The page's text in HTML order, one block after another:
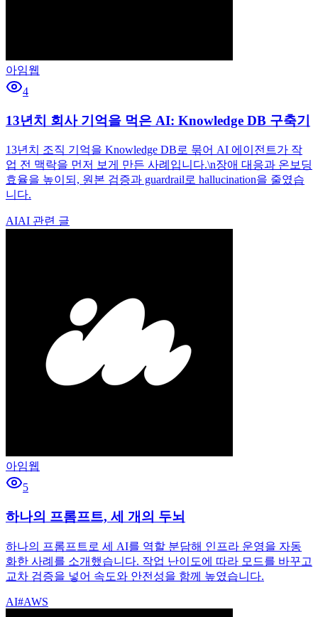
아임웹
4
13년치 회사 기억을 먹은 AI: Knowledge DB 구축기
13년치 조직 기억을 Knowledge DB로 묶어 AI 에이전트가 작
업 전 맥락을 먼저 보게 만든 사례입니다.\n장애 대응과 온보딩
효율을 높이되, 원본 검증과 guardrail로 hallucination을 줄였습
니다.
AIAI 관련 글
아임웹
5
하나의 프롬프트, 세 개의 두뇌
하나의 프롬프트로 세 AI를 역할 분담해 인프라 운영을 자동
화한 사례를 소개했습니다. 작업 난이도에 따라 모드를 바꾸고
교차 검증을 넣어 속도와 안전성을 함께 높였습니다.
AI#AWS